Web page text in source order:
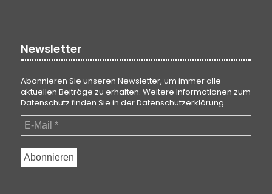
Newsletter
Abonnieren Sie unseren Newsletter, um immer alle
aktuellen Beiträge zu erhalten. Weitere Informationen zum
Datenschutz finden Sie in derDatenschutzerklärung.